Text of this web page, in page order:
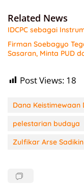
Related News
IDCPC sebagai
Firman Soebagyo
Sasaran, Minta PUD
Post Views: 18
Dana Keistimewaan
pelestarian budaya
Zulfikar Arse Sadikin